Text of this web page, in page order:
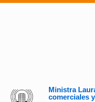
Ministra
comerciales